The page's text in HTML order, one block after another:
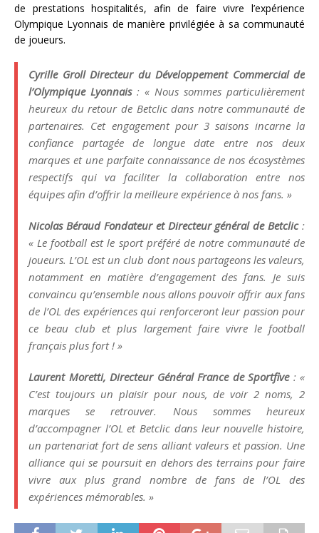
de prestations hospitalités, afin de faire vivre l’expérience
Olympique Lyonnais de manière privilégiée à sa communauté
de joueurs.
Cyrille Groll Directeur du Développement Commercial de
l’Olympique Lyonnais: « Nous sommes particulièrement
heureux du retour de Betclic dans notre communauté de
partenaires. Cet engagement pour 3 saisons incarne la
confiance partagée de longue date entre nos deux
marques et une parfaite connaissance de nos écosystèmes
respectifs qui va faciliter la collaboration entre nos
équipes afin d’offrir la meilleure expérience à nos fans. »
Nicolas Béraud Fondateur et Directeur général de Betclic:
« Le football est le sport préféré de notre communauté de
joueurs. L’OL est un club dont nous partageons les valeurs,
notamment en matière d’engagement des fans. Je suis
convaincu qu’ensemble nous allons pouvoir offrir aux fans
de l’OL des expériences qui renforceront leur passion pour
ce beau club et plus largement faire vivre le football
français plus fort ! »
Laurent Moretti, Directeur Général France de Sportfive: «
C’est toujours un plaisir pour nous, de voir 2 noms, 2
marques se retrouver. Nous sommes heureux
d’accompagner l’OL et Betclic dans leur nouvelle histoire,
un partenariat fort de sens alliant valeurs et passion. Une
alliance qui se poursuit en dehors des terrains pour faire
vivre aux plus grand nombre de fans de l’OL des
expériences mémorables. »